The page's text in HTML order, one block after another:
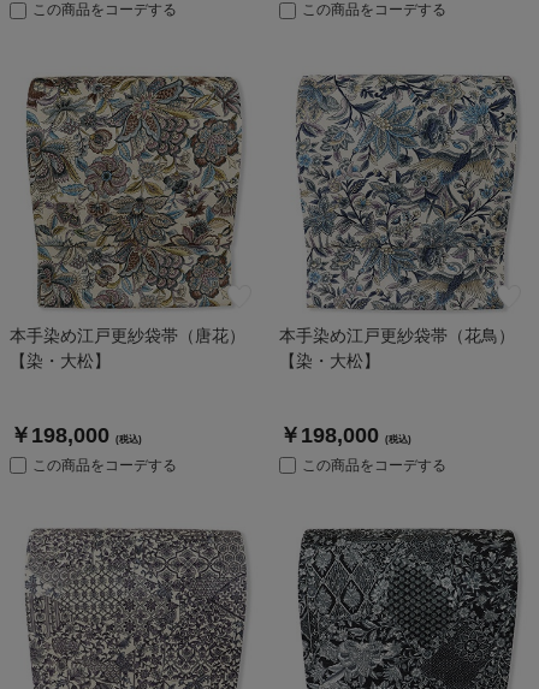
この商品をコーデする この商品をコーデする
本手染め江戸更紗袋帯（唐花）
【染・大松】
￥198,000 (税込)
この商品をコーデする
本手染め江戸更紗袋帯（花鳥）
【染・大松】
￥198,000 (税込)
この商品をコーデする